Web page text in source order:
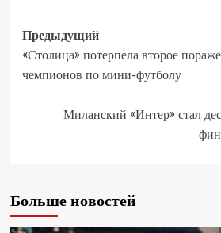
Предыдущий
«Столица» потерпела второе
чемпионов по мини-футболу
Миланский «Интер» стал
Больше новостей